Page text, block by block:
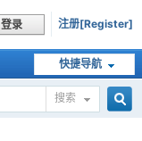
登录 注册[Register]
快捷导航
搜索